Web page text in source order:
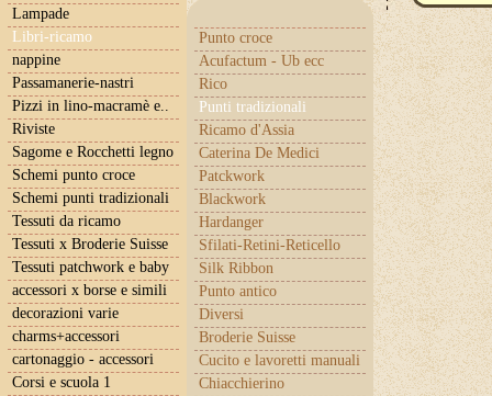
Lampade
Libri-ricamo
Punto croce
Acufactum - Ub ecc
Rico
Punti tradizionali
Ricamo d'Assia
Caterina De Medici
Patckwork
Blackwork
Hardanger
Sfilati-Retini-Reticello
Silk Ribbon
Punto antico
Diversi
Broderie Suisse
Cucito e lavoretti manuali
Chiacchierino
nappine
Passamanerie-nastri
Pizzi in lino-macramè e..
Riviste
Sagome e Rocchetti legno
Schemi punto croce
Schemi punti tradizionali
Tessuti da ricamo
Tessuti x Broderie Suisse
Tessuti patchwork e baby
accessori x borse e simili
decorazioni varie
charms+accessori
cartonaggio - accessori
Corsi e scuola 1
giudizio !